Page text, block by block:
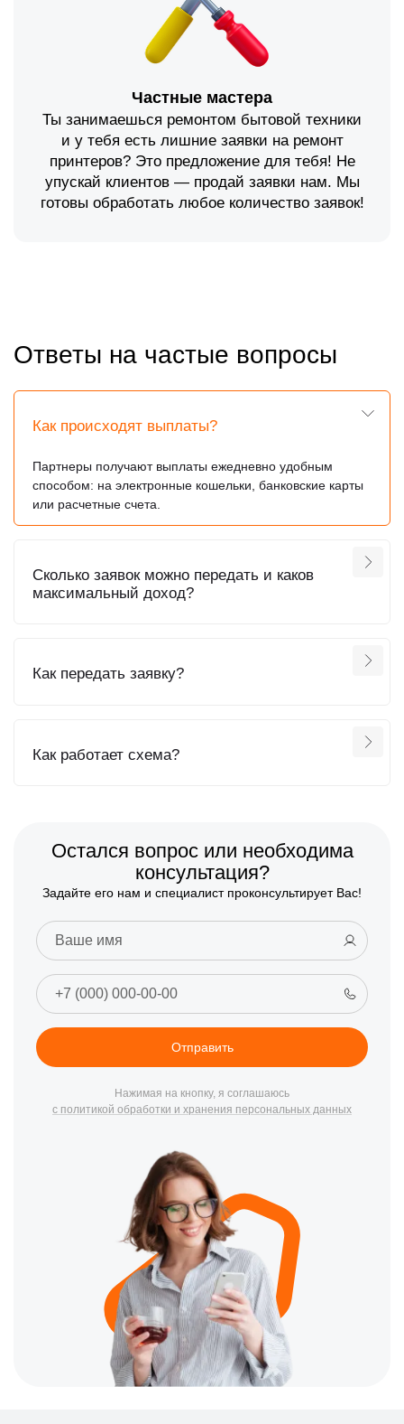
Частные мастера
Ты занимаешься ремонтом бытовой техники
и у тебя есть лишние заявки на ремонт
принтеров? Это предложение для тебя! Не
упускай клиентов — продай заявки нам. Мы
готовы обработать любое количество заявок!
Ответы на частые вопросы
Как происходят выплаты?
Партнеры получают выплаты ежедневно удобным
способом: на электронные кошельки, банковские карты
или расчетные счета.
Сколько заявок можно передать и каков
максимальный доход?
Как передать заявку?
Как работает схема?
Остался вопрос или необходима
консультация?
Задайте его нам и специалист проконсультирует Вас!
Отправить
Нажимая на кнопку, я соглашаюсь
с политикой обработки и хранения персональных данных